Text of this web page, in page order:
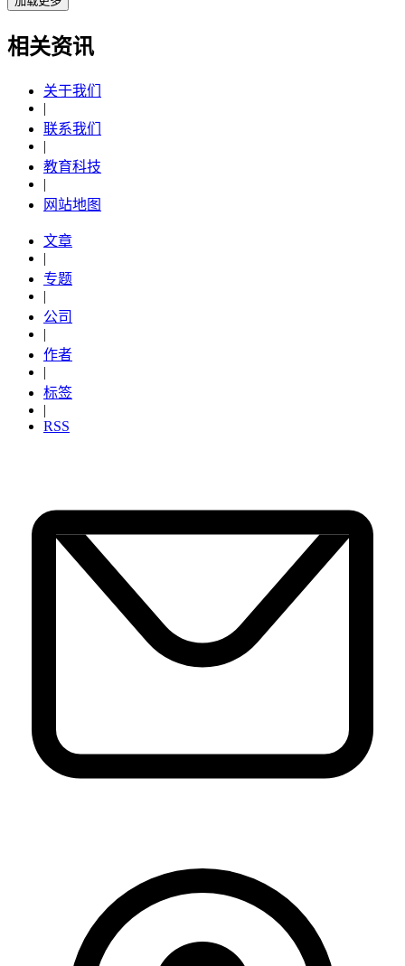
相关资讯
关于我们
|
联系我们
|
教育科技
|
网站地图
文章
|
专题
|
公司
|
作者
|
标签
|
RSS